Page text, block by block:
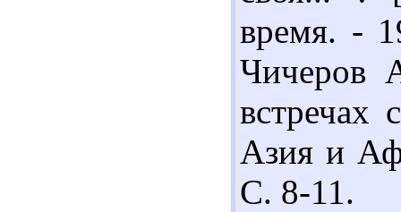
время. -
Чичеров
Азия и
С. 8-11.